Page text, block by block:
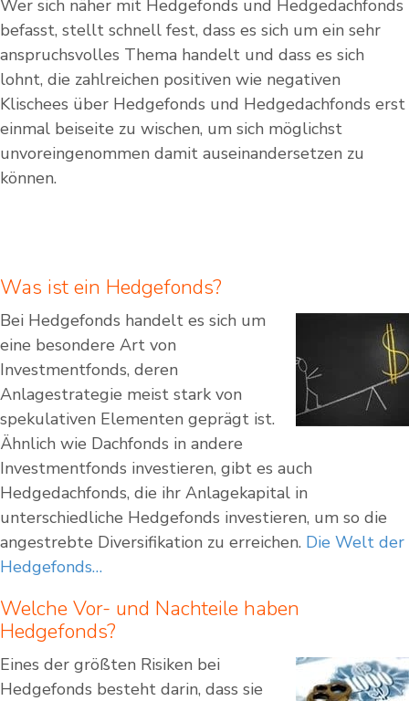
Wer sich näher mit Hedgefonds und Hedgedachfonds
befasst, stellt schnell fest, dass es sich um ein sehr
anspruchsvolles Thema handelt und dass es sich
lohnt, die zahlreichen positiven wie negativen
Klischees über Hedgefonds und Hedgedachfonds erst
einmal beiseite zu wischen, um sich möglichst
unvoreingenommen damit auseinandersetzen zu
können.
Was ist ein Hedgefonds?
Bei Hedgefonds handelt es sich um
eine besondere Art von
Investmentfonds, deren
Anlagestrategie meist stark von
spekulativen Elementen geprägt ist.
Ähnlich wie Dachfonds in andere
Investmentfonds investieren, gibt es auch
Hedgedachfonds, die ihr Anlagekapital in
unterschiedliche Hedgefonds investieren, um so die
angestrebte Diversifikation zu erreichen. Die Welt der
Hedgefonds…
Welche Vor- und Nachteile haben
Hedgefonds?
Eines der größten Risiken bei
Hedgefonds besteht darin, dass sie